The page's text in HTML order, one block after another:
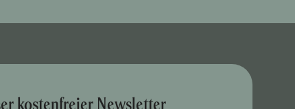
kostenfreier Newsletter